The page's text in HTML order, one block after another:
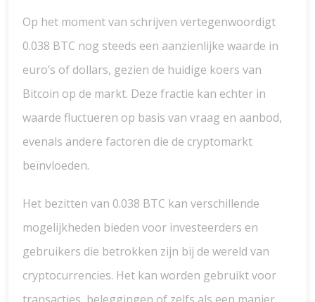
Op het moment van schrijven vertegenwoordigt
0.038 BTC nog steeds een aanzienlijke waarde in
euro’s of dollars, gezien de huidige koers van
Bitcoin op de markt. Deze fractie kan echter in
waarde fluctueren op basis van vraag en aanbod,
evenals andere factoren die de cryptomarkt
beïnvloeden.
Het bezitten van 0.038 BTC kan verschillende
mogelijkheden bieden voor investeerders en
gebruikers die betrokken zijn bij de wereld van
cryptocurrencies. Het kan worden gebruikt voor